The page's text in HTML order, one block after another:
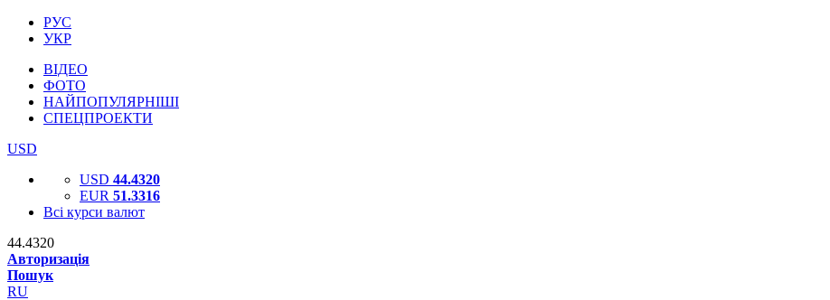
РУС
УКР
ВІДЕО
ФОТО
НАЙПОПУЛЯРНІШІ
СПЕЦПРОЕКТИ
USD
USD 44.4320
EUR 51.3316
Всі курси валют
44.4320
Авторизація
Пошук
RU